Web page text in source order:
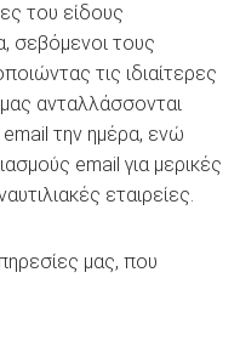
του είδους
σεβόμενοι τους
τις ιδιαίτερες
ανταλλάσσονται
την ημέρα, ενώ
email για μερικές
εταιρείες.
μας, που